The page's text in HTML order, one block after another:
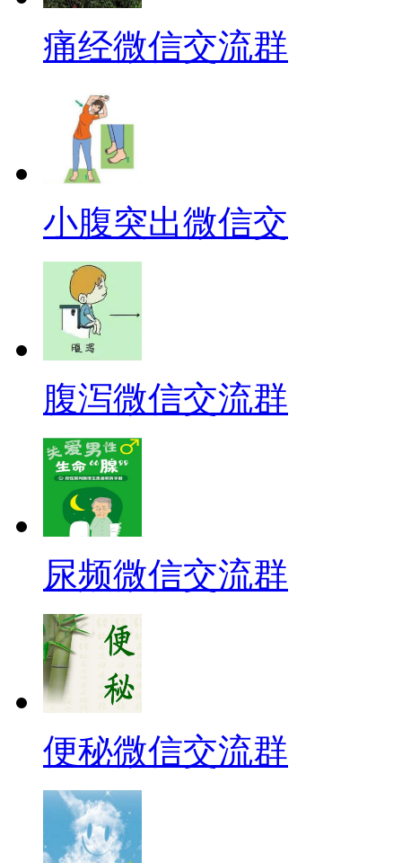
痛经微信交流群
小腹突出微信交
腹泻微信交流群
尿频微信交流群
便秘微信交流群